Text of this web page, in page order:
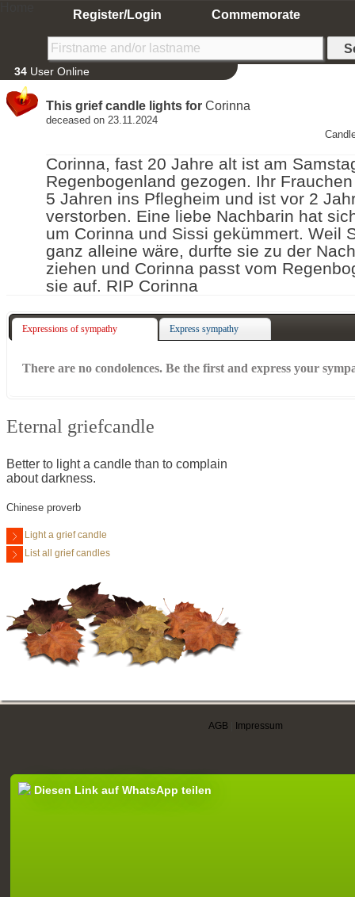
Register/Login Commemorate
34 User Online
This grief candle lights for Corinna
deceased on 23.11.2024
Corinna, fast 20 Jahre alt ist am
Regenbogenland gezogen. Ihr
5 Jahren ins Pflegheim und ist vor 2
verstorben. Eine liebe Nachbarin hat
um Corinna und Sissi gekümmert. Weil
ganz alleine wäre, durfte sie zu der
ziehen und Corinna passt vom
sie auf. RIP Corinna
Expressions of sympathy Express sympathy
There are no condolences. Be the first and express your
Eternal griefcandle
Better to light a candle than to complain
about darkness.
Chinese proverb
Light a grief candle
List all grief candles
AGB Impressum
Diesen Link auf WhatsApp teilen